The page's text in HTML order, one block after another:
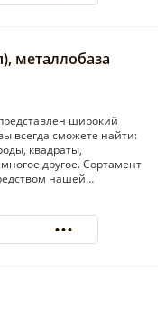
металлобаза
широкий
всегда сможете найти:
квадраты,
другое. Сортамент
нашей…